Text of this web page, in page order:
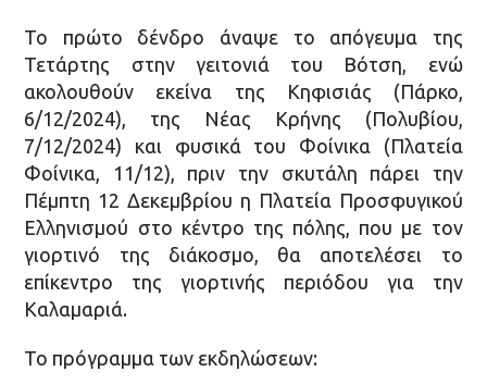
Το πρώτο δένδρο άναψε το απόγευμα της
Τετάρτης στην γειτονιά του Βότση, ενώ
ακολουθούν εκείνα της Κηφισιάς (Πάρκο,
6/12/2024), της Νέας Κρήνης (Πολυβίου,
7/12/2024) και φυσικά του Φοίνικα (Πλατεία
Φοίνικα, 11/12), πριν την σκυτάλη πάρει την
Πέμπτη 12 Δεκεμβρίου η Πλατεία Προσφυγικού
Ελληνισμού στο κέντρο της πόλης, που με τον
γιορτινό της διάκοσμο, θα αποτελέσει το
επίκεντρο της γιορτινής περιόδου για την
Καλαμαριά.
Το πρόγραμμα των εκδηλώσεων: